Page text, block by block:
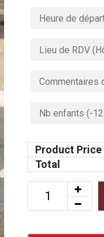
Product Price
Total